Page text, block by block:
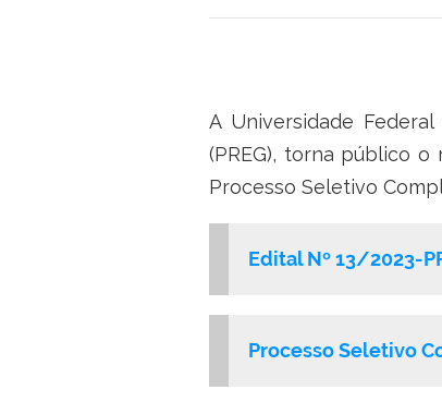
A Universidade
(PREG), torna público
Processo Seletivo
Edital Nº 13/2023-
Processo Seletivo